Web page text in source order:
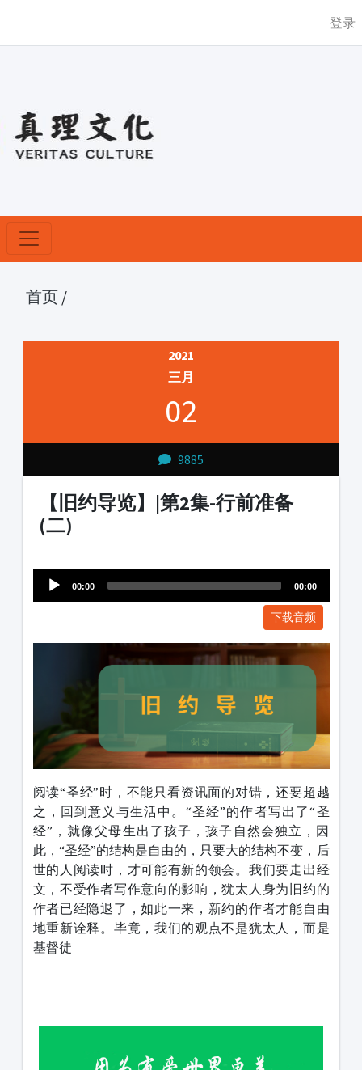
登录
首页 /
2021
三月
02
9885
【旧约导览】|第2集-行前准备
(二)
Player
00:00 00:00
下载音频
阅读“圣经”时，不能只看资讯面的对错，还要超越
之，回到意义与生活中。“圣经”的作者写出了“圣
经”，就像父母生出了孩子，孩子自然会独立，因
此，“圣经”的结构是自由的，只要大的结构不变，后
世的人阅读时，才可能有新的领会。我们要走出经
文，不受作者写作意向的影响，犹太人身为旧约的
作者已经隐退了，如此一来，新约的作者才能自由
地重新诠释。毕竟，我们的观点不是犹太人，而是
基督徒